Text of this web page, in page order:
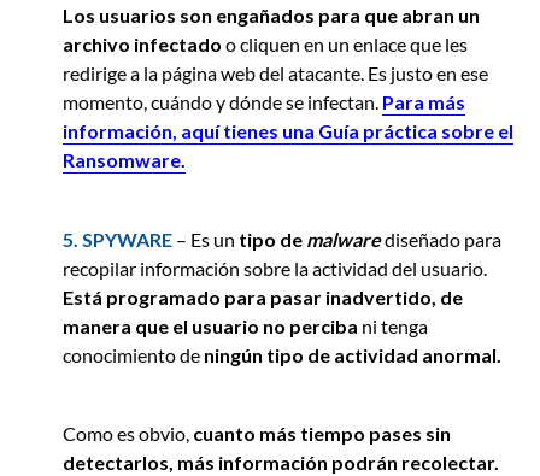
Los usuarios son engañados para que abran un
archivo infectado o cliquen en un enlace que les
redirige a la página web del atacante. Es justo en ese
momento, cuándo y dónde se infectan. Para más
información, aquí tienes una Guía práctica sobre el
Ransomware.
5. SPYWARE – Es un tipo de malwarediseñado para
recopilar información sobre la actividad del usuario.
Está programado para pasar inadvertido, de
manera que el usuario no perciba ni tenga
conocimiento de ningún tipo de actividad anormal.
Como es obvio, cuanto más tiempo pases sin
detectarlos, más información podrán recolectar.